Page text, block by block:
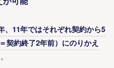
、11年ではそれぞれ契約から5
契約終了2年前）にのりかえ